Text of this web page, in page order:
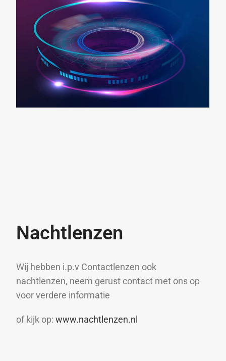
Nachtlenzen
Wij hebben i.p.v Contactlenzen ook
nachtlenzen, neem gerust contact met ons op
voor verdere informatie
of kijk op: www.nachtlenzen.nl